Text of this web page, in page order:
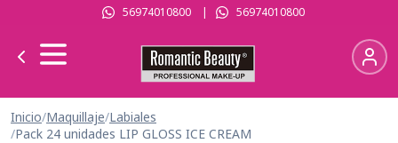
56974010800| 56974010800
Inicio/Maquillaje/Labiales
/Pack 24 unidades LIP GLOSS ICE CREAM